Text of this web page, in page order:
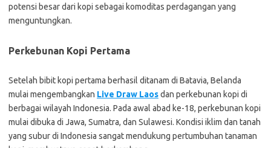
potensi besar dari kopi sebagai komoditas perdagangan yang
menguntungkan.
Perkebunan Kopi Pertama
Setelah bibit kopi pertama berhasil ditanam di Batavia, Belanda
mulai mengembangkan Live Draw Laosdan perkebunan kopi di
berbagai wilayah Indonesia. Pada awal abad ke-18, perkebunan kopi
mulai dibuka di Jawa, Sumatra, dan Sulawesi. Kondisi iklim dan tanah
yang subur di Indonesia sangat mendukung pertumbuhan tanaman